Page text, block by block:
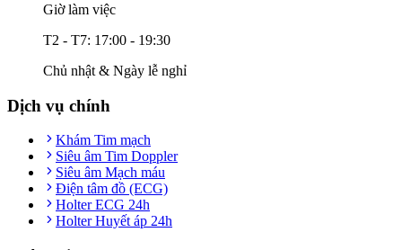
Giờ làm việc
T2 - T7: 17:00 - 19:30
Chủ nhật & Ngày lễ nghỉ
Dịch vụ chính
Khám Tim mạch
Siêu âm Tim Doppler
Siêu âm Mạch máu
Điện tâm đồ (ECG)
Holter ECG 24h
Holter Huyết áp 24h